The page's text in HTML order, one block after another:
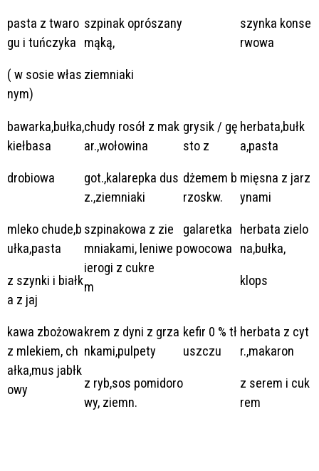
pasta z twaro
gu i tuńczyka
( w sosie włas
nym)
szpinak oprószany
mąką,
ziemniaki
szynka konse
rwowa
bawarka,bułka,
kiełbasa
drobiowa
chudy rosół z mak
ar.,wołowina
got.,kalarepka dus
z.,ziemniaki
grysik / gę
sto z
dżemem b
rzoskw.
herbata,bułk
a,pasta
mięsna z jarz
ynami
mleko chude,b
ułka,pasta
z szynki i białk
a z jaj
szpinakowa z zie
mniakami, leniwe p
ierogi z cukre
m
galaretka
owocowa
herbata zielo
na,bułka,
klops
kawa zbożowa
z mlekiem, ch
ałka,mus jabłk
owy
krem z dyni z grza
nkami,pulpety
z ryb,sos pomidoro
wy, ziemn.
kefir 0 % tł
uszczu
herbata z cyt
r.,makaron
z serem i cuk
rem